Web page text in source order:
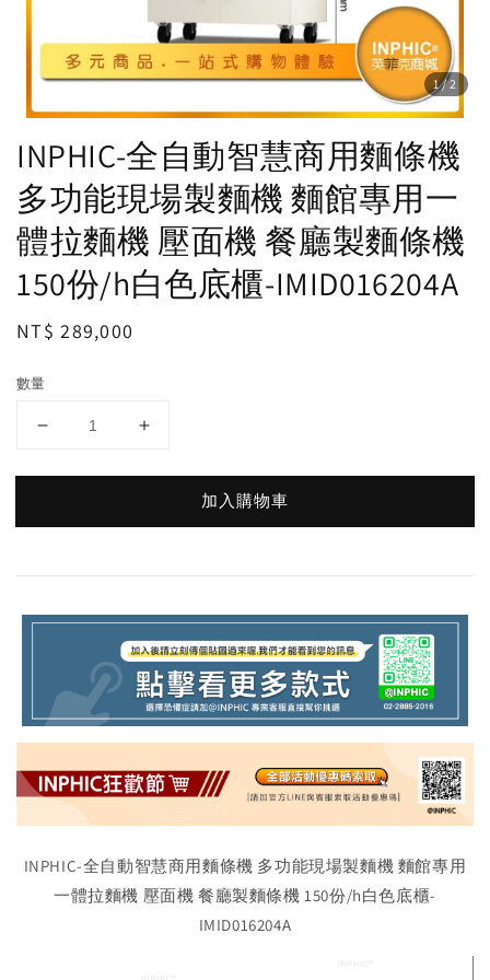
1/2
INPHIC-全自動智慧商用麵條機
多功能現場製麵機 麵館專用一
體拉麵機 壓面機 餐廳製麵條機
150份/h白色底櫃-IMID016204A
Regular
NT$ 289,000
數量
加入購物車
INPHIC-全自動智慧商用麵條機 多功能現場製麵機 麵館專用
一體拉麵機 壓面機 餐廳製麵條機 150份/h白色底櫃-
IMID016204A